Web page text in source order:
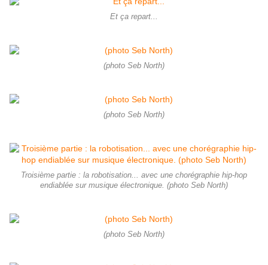
Et ça repart...
(photo Seb North)
(photo Seb North)
Troisième partie : la robotisation... avec une chorégraphie hip-hop
endiablée sur musique électronique. (photo Seb North)
(photo Seb North)